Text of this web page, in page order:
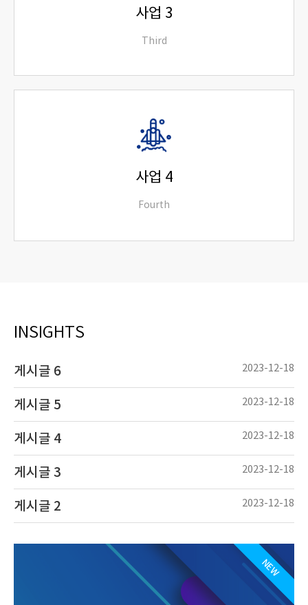
read more
사업 3
Third
Lorem ipsum dolor sit amet consectetur
adipiscing elit dolor
read more
사업 4
Fourth
INSIGHTS
게시글 6 2023-12-18
게시글 5 2023-12-18
게시글 4 2023-12-18
게시글 3 2023-12-18
게시글 2 2023-12-18
NEW